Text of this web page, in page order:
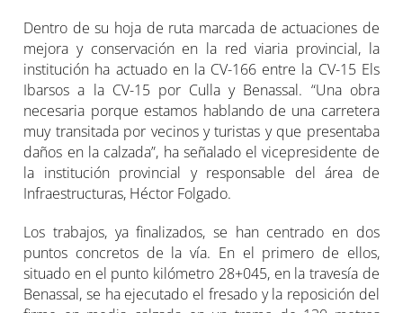
Dentro de su hoja de ruta marcada de actuaciones de
mejora y conservación en la red viaria provincial, la
institución ha actuado en la CV-166 entre la CV-15 Els
Ibarsos a la CV-15 por Culla y Benassal. “Una obra
necesaria porque estamos hablando de una carretera
muy transitada por vecinos y turistas y que presentaba
daños en la calzada”, ha señalado el vicepresidente de
la institución provincial y responsable del área de
Infraestructuras, Héctor Folgado.
Los trabajos, ya finalizados, se han centrado en dos
puntos concretos de la vía. En el primero de ellos,
situado en el punto kilómetro 28+045, en la travesía de
Benassal, se ha ejecutado el fresado y la reposición del